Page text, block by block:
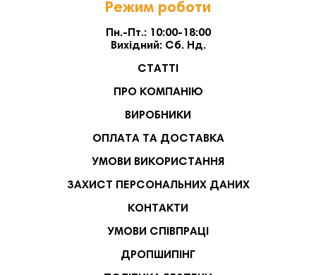
Режим роботи
Пн.-Пт.: 10:00-18:00
Вихідний: Сб. Нд.
СТАТТІ
ПРО КОМПАНІЮ
ВИРОБНИКИ
ОПЛАТА ТА ДОСТАВКА
УМОВИ ВИКОРИСТАННЯ
ЗАХИСТ ПЕРСОНАЛЬНИХ ДАНИХ
КОНТАКТИ
УМОВИ СПІВПРАЦІ
ДРОПШИПІНГ